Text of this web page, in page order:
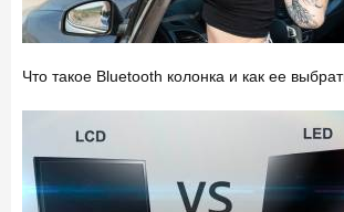
Что такое Bluetooth колонка и как ее